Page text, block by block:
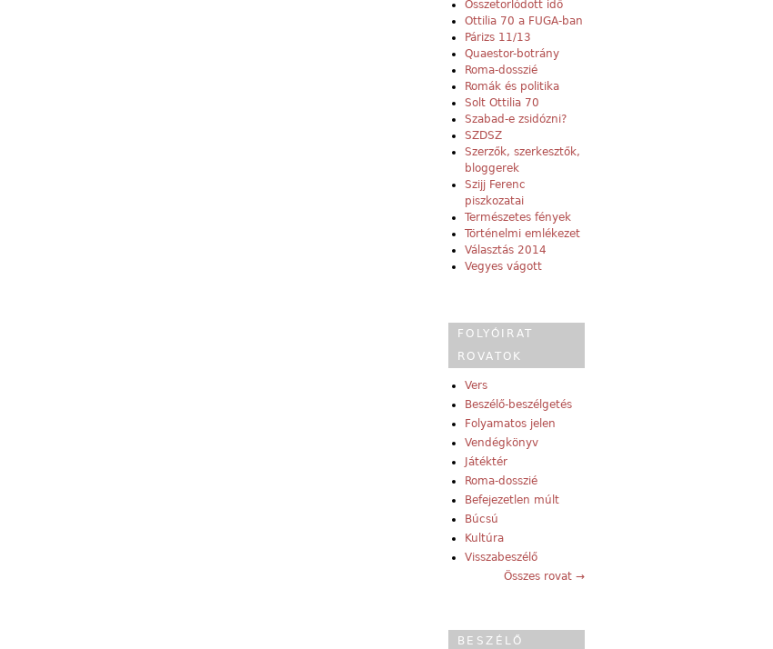
Összetorlódott idő
Ottilia 70 a FUGA-ban
Párizs 11/13
Quaestor-botrány
Roma-dosszié
Romák és politika
Solt Ottilia 70
Szabad-e zsidózni?
SZDSZ
Szerzők, szerkesztők,
bloggerek
Szijj Ferenc
piszkozatai
Természetes fények
Történelmi emlékezet
Választás 2014
Vegyes vágott
FOLYÓIRAT
ROVATOK
Vers
Beszélő-beszélgetés
Folyamatos jelen
Vendégkönyv
Játéktér
Roma-dosszié
Befejezetlen múlt
Búcsú
Kultúra
Visszabeszélő
Összes rovat →
BESZÉLŐ